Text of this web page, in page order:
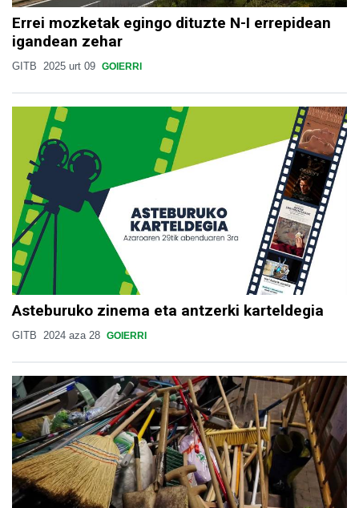
Errei mozketak egingo dituzte N-I errepidean
igandean zehar
GITB 2025 urt 09 GOIERRI
Asteburuko zinema eta antzerki karteldegia
GITB 2024 aza 28 GOIERRI